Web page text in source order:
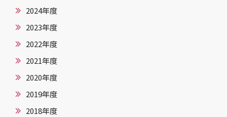
2024年度
2023年度
2022年度
2021年度
2020年度
2019年度
2018年度